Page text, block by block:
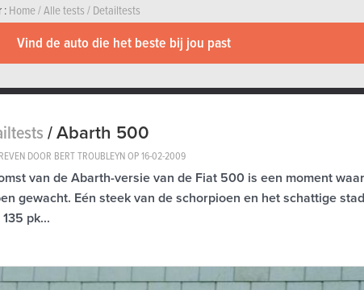
:Home/Alle tests/Detailtests
Vind de auto die het beste bij jou past
/Abarth 500
DOOR BERT TROUBLEYN OP16-02-2009
van de Abarth-versie van de Fiat 500 is een moment
gewacht. Eén steek van de schorpioen en het schattige
pk...